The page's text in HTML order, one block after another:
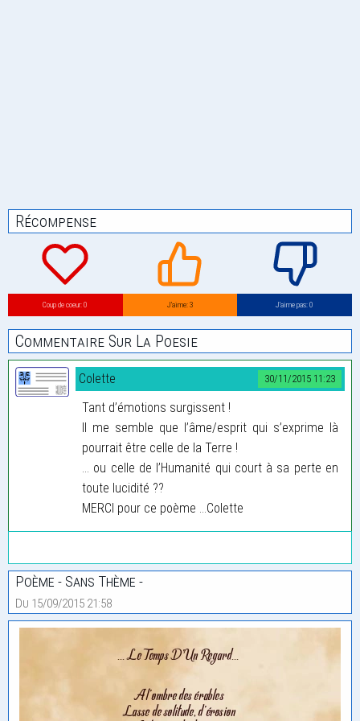
Récompense
Coup de coeur: 0 J’aime: 3 J’aime pas: 0
Commentaire Sur La Poesie
30/11/2015 11:23
Colette
Tant d’émotions surgissent !
Il me semble que l’âme/esprit qui s’exprime là
pourrait être celle de la Terre !
... ou celle de l’Humanité qui court à sa perte en
toute lucidité ??
MERCI pour ce poème ...Colette
Poème - Sans Thème -
Du 15/09/2015 21:58